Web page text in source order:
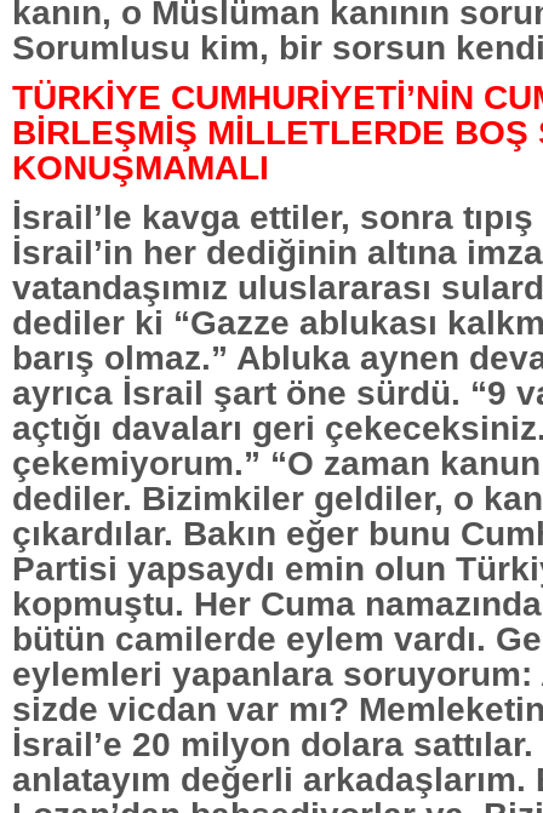
kanın, o Müslüman kanının
Sorumlusu kim, bir sorsun
TÜRKİYE CUMHURİYETİ’NİN
BİRLEŞMİŞ MİLLETLERDE BOŞ
KONUŞMAMALI
İsrail’le kavga ettiler, sonra tıpış
İsrail’in her dediğinin altına
vatandaşımız uluslararası
dediler ki “Gazze ablukası
barış olmaz.” Abluka aynen
ayrıca İsrail şart öne sürdü. “9
açtığı davaları geri
çekemiyorum.” “O zaman kanun
dediler. Bizimkiler geldiler, o
çıkardılar. Bakın eğer bunu
Partisi yapsaydı emin olun
kopmuştu. Her Cuma
bütün camilerde eylem vardı.
eylemleri yapanlara soruyorum:
sizde vicdan var mı?
İsrail’e 20 milyon dolara
anlatayım değerli